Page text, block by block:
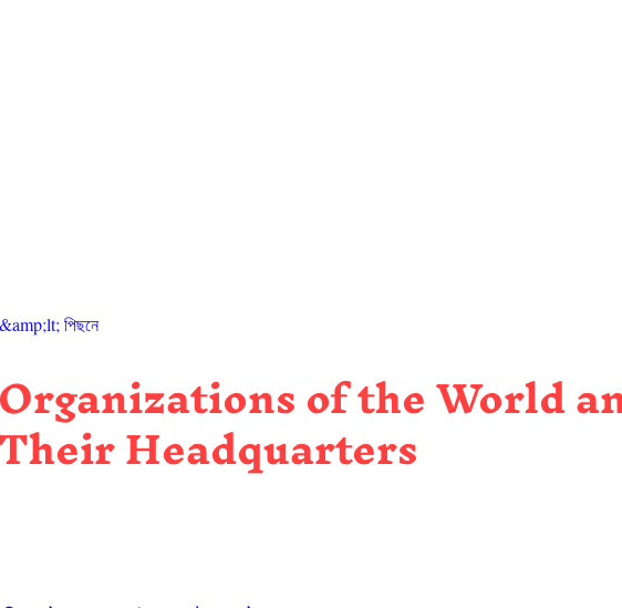
&amp;lt; পিছনে
Organizations of the World
Their Headquarters